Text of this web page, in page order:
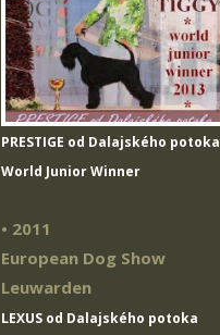
PRESTIGE od Dalajského potoka
World Junior Winner
• 2011
European Dog Show
Leuwarden
LEXUS od Dalajského potoka